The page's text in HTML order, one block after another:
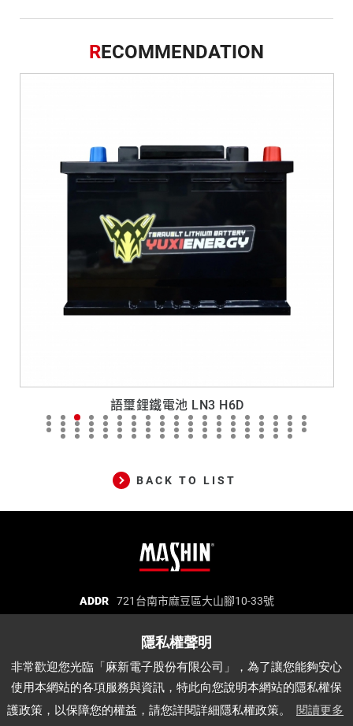
非常歡迎您光臨「麻新電子股份有限公司」，為了讓您能夠安心
使用本網站的各項服務與資訊，特此向您說明本網站的隱私權保
護政策，以保障您的權益，請您詳閱詳細隱私權政策。
閱讀更多
RECOMMENDATION
語璽鋰鐵電池 LN3 H6D
BACK TO LIST
子
股
份
有
ADDR
721台南市麻豆區大山腳10-33號
mashin@mashin.com.tw
關於我們 品質認證 最新消息
產品介紹
代理品牌
經銷據點 說明書下載 APP